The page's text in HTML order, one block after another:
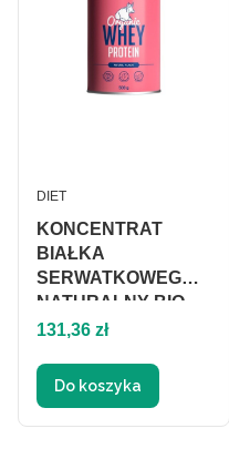
KONCENTRAT
BIAŁKA
SERWATKOWEGO
NATURALNY BIO
500 g - DIET-FOOD
PRODUCENT
DIET
Cena
131,36 zł
Do koszyka